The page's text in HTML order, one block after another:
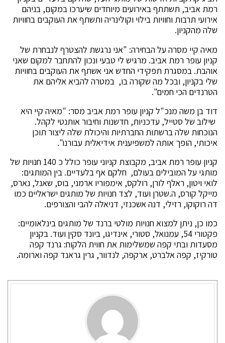
רמת אביב, תשתתף באירועים מיוחדים שיערכו במקום, בניהם
אירועי תרבות וחוויות בילוי וקולינריה ותשתף את העוקבים בחוויות
שלה מהקניון.
מאיה קיי מסרה על הבחירה: "אני נרגשת להצטרף לנבחרת של
קניון עופר רמת אביב. מרגיש לי טבעי ונכון להתחבר למקום שאני
אוהבת. במסגרת תפקידי החדש אני אשתף את העוקבים בחוויות
שלי בקניון, ובכל מה שקורה בו, במטרה להביא אליהם את
הטרנדים הכי חמים".
דוד בן משה מנכ"ל קניון עופר רמת אביב מסר: "מאיה קיי היא
שילוב של סטייל, עדכניות, חדשנות וחיבור אותנטי לקהל.
הנוכחות שלה ברשתות החברתיות והיכולת שלה ליצור תוכן
איכותי, הופך אותה למשפיענית אידיאלית עבורנו".
קניון עופר רמת אביב, מקבוצת קניוני עופר כולל כ 140 חנויות של
מותגי על המובילים בעולם, חלקם אף בלעדיים. בין המותגים:
לואי ויטון, ראלף לורן, רולקס, אימפוריו ארמני, בוס, שאנל, נארס,
מייקל קורס, ה.שטרן ועוד, לצד חנויות של מותגים ישראליים כמו
דה רוקוקו, רזילי, דנה אשכנזי, דניאלה להבי והצורפים.
כמו כן, ניתן למצוא חנויות מולטי ברנד של מותגים בינלאומיים:
פקטורי 54, עמנואל, סטורי, אינדיגו, ביונד סקין ועוד. בקניון
מסעדות ובתי קפה שמשלימות את חווית הלקוח: גרנד קפה
טורקיז, קפה אלברט, ארקפה, לנדוור, גרין גראנד קפה וארומה.